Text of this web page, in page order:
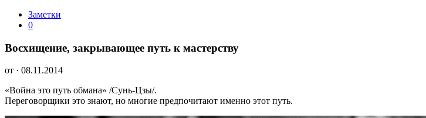
Заметки
0
Восхищение, закрывающее путь к мастерству
от · 08.11.2014
«Война это путь обмана» /Сунь-Цзы/.
Переговорщики это знают, но многие предпочитают именно этот путь.